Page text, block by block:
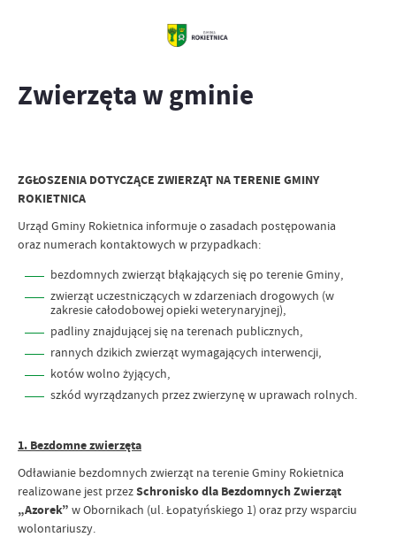
Zwierzęta w gminie
ZGŁOSZENIA DOTYCZĄCE ZWIERZĄT NA TERENIE GMINY
ROKIETNICA
Urząd Gminy Rokietnica informuje o zasadach postępowania
oraz numerach kontaktowych w przypadkach:
bezdomnych zwierząt błąkających się po terenie Gminy,
zwierząt uczestniczących w zdarzeniach drogowych (w
zakresie całodobowej opieki weterynaryjnej),
padliny znajdującej się na terenach publicznych,
rannych dzikich zwierząt wymagających interwencji,
kotów wolno żyjących,
szkód wyrządzanych przez zwierzynę w uprawach rolnych.
1. Bezdomne zwierzęta
Odławianie bezdomnych zwierząt na terenie Gminy Rokietnica
realizowane jest przezSchronisko dla Bezdomnych Zwierząt
„Azorek” w Obornikach (ul. Łopatyńskiego 1) oraz przy wsparciu
wolontariuszy.